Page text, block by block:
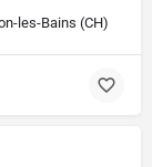
les-Bains (CH)